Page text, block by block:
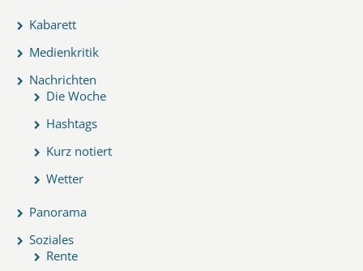
Kabarett
Medienkritik
Nachrichten
Die Woche
Hashtags
Kurz notiert
Wetter
Panorama
Soziales
Rente